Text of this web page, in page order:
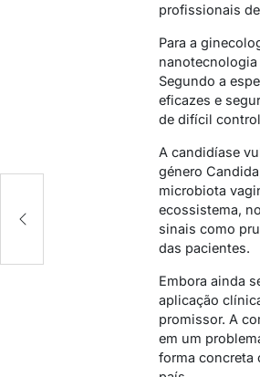
profissionais
Para a
Segundo a
eficazes e
de difícil
A candidíase
género Candida
microbiota
ecossistema,
sinais como
das pacientes.
Embora ainda
aplicação
promissor. A
em um
forma concreta